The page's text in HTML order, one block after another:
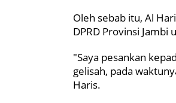
Oleh sebab itu, Al
DPRD Provinsi
"Saya pesankan
gelisah, pada
Haris.